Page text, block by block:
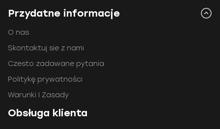
Przydatne informacje
O nas
Skontaktuj sie z nami
Czesto zadawane pytania
Politykę prywatności
Warunki I Zasady
Obsługa klienta